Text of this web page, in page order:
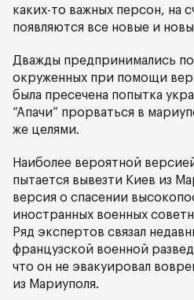
каких-то важных персон, на
появляются все новые и
Дважды предпринимались
окруженных при помощи
была пресечена попытка
“Апачи” прорваться в
же целями.
Наиболее вероятной
пытается вывезти Киев из
версия о спасении
иностранных военных
Ряд экспертов связал
французской военной
что он не эвакуировал
из Мариуполя.